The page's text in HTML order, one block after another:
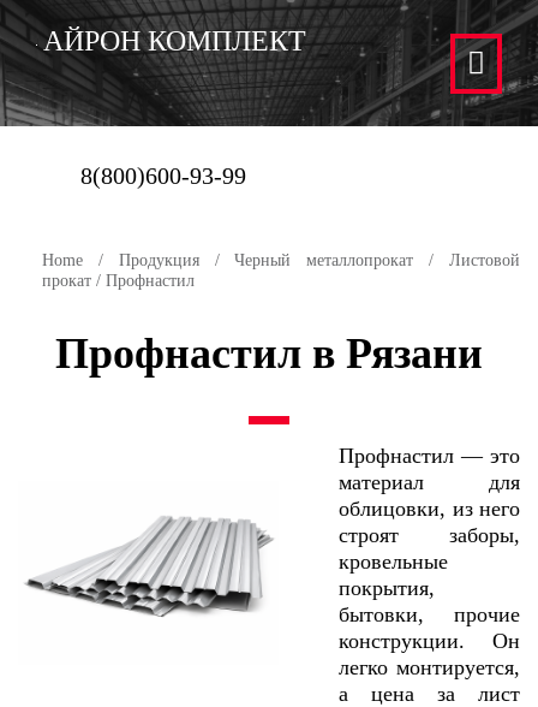
АЙРОН КОМПЛЕКТ
8(800)600-93-99
Home / Продукция/Черный металлопрокат /Листовой
прокат / Профнастил
Профнастил в Рязани
Профнастил — это
материал для
облицовки, из него
строят заборы,
кровельные
покрытия,
бытовки, прочие
конструкции. Он
легко монтируется,
а цена за лист